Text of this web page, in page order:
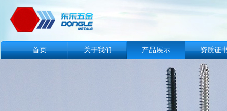
首页 关于我们 产品展示 资质证